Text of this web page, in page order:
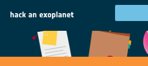
Projectgalerij